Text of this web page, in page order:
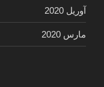
آوریل 2020
مارس 2020